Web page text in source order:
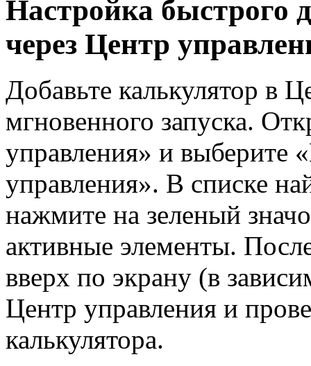
Настройка быстрого
через Центр
Добавьте калькулятор в
мгновенного запуска.
управления» и выберите
управления». В списке
нажмите на зеленый
активные элементы.
вверх по экрану (в
Центр управления и
калькулятора.